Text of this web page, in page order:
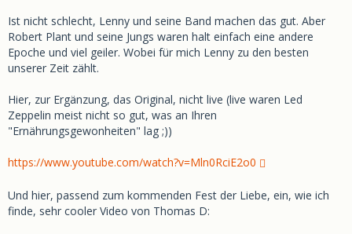
_S
Ist nicht schlecht, Lenny und seine Band machen das gut. Aber
Robert Plant und seine Jungs waren halt einfach eine andere
Epoche und viel geiler. Wobei für mich Lenny zu den besten
unserer Zeit zählt.
Hier, zur Ergänzung, das Original, nicht live (live waren Led
Zeppelin meist nicht so gut, was an Ihren
"Ernährungsgewonheiten" lag ;))
https://www.youtube.com/watch?v=Mln0RciE2o0
Und hier, passend zum kommenden Fest der Liebe, ein, wie ich
finde, sehr cooler Video von Thomas D: